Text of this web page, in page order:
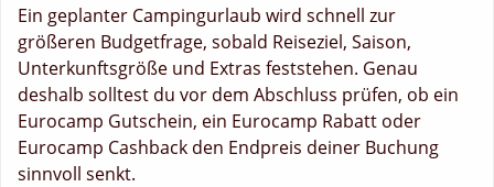
Ein geplanter Campingurlaub wird schnell zur
größeren Budgetfrage, sobald Reiseziel, Saison,
Unterkunftsgröße und Extras feststehen. Genau
deshalb solltest du vor dem Abschluss prüfen, ob ein
Eurocamp Gutschein, ein Eurocamp Rabatt oder
Eurocamp Cashback den Endpreis deiner Buchung
sinnvoll senkt.